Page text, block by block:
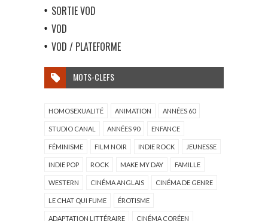
SORTIE VOD
VOD
VOD / PLATEFORME
MOTS-CLEFS
HOMOSEXUALITÉ ANIMATION ANNÉES 60
STUDIO CANAL ANNÉES 90 ENFANCE
FÉMINISME FILM NOIR INDIE ROCK JEUNESSE
INDIE POP ROCK MAKE MY DAY FAMILLE
WESTERN CINÉMA ANGLAIS CINÉMA DE GENRE
LE CHAT QUI FUME ÉROTISME
ADAPTATION LITTÉRAIRE CINÉMA CORÉEN